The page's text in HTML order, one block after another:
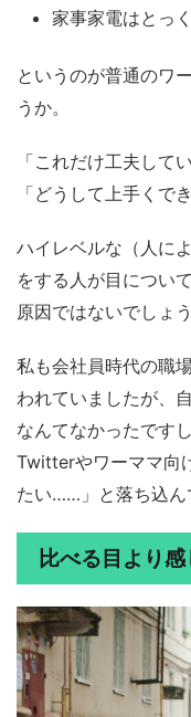
家事家電はとっ
というのが普通のワ
うか。
「これだけ工夫して
「どうして上手くで
ハイレベルな（人に
をする人が目につい
原因ではないでしょう
私も会社員時代の職
われていましたが、
なんてなかったですし
Twitterやワーママ向
たい……」と落ち込ん
比べる目より